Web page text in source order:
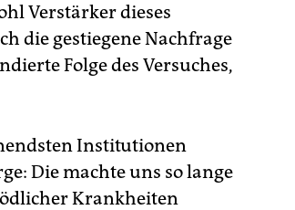
Verstärker dieses
die gestiegene Nachfrage
Folge des Versuches,
Institutionen
Die machte uns so lange
Krankheiten